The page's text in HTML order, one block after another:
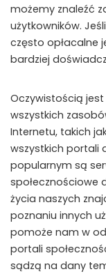
możemy znaleźć
użytkowników.
często opłacalne
bardziej
Oczywistością
wszystkich
Internetu, takich
wszystkich portali
popularnym są
życia naszych
poznaniu innych
pomoże nam w
portali
sądzą na dany